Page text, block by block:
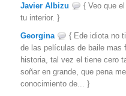
Javier Albizu
{ Veo que
tu interior. }
Georgina
{ Ede idiota no
de las películas de baile mas
historia, tal vez el tiene cero
soñar en grande, que pena
conocimiento de... }